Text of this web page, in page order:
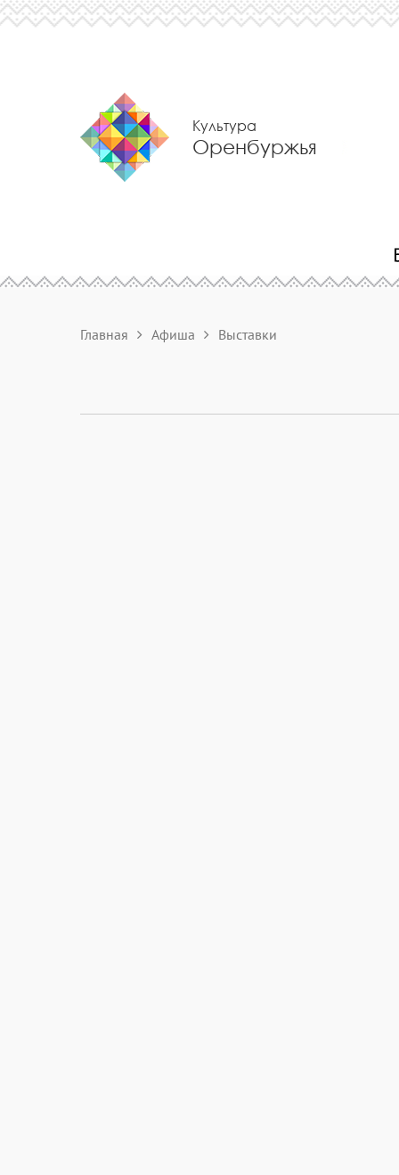
Культура
Оренбуржья
Главная Афиша Выставки